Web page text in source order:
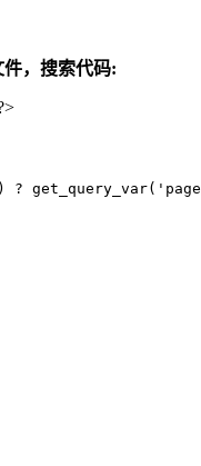
件，搜索代码:
?